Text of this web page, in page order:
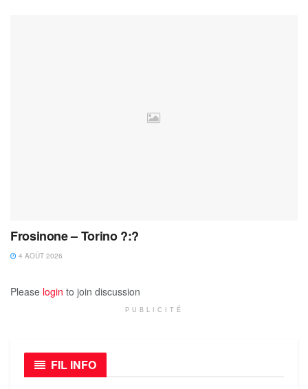
Frosinone – Torino ?:?
4 AOÛT 2026
Please login to join discussion
PUBLICITÉ
FIL INFO